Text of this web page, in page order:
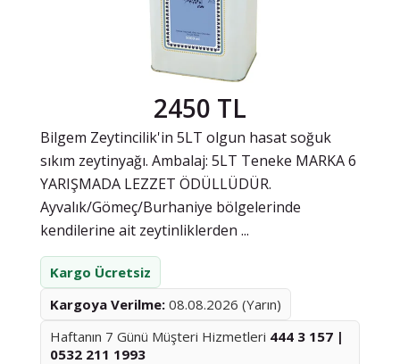
2450 TL
Bilgem Zeytincilik'in 5LT olgun hasat soğuk
sıkım zeytinyağı. Ambalaj: 5LT Teneke MARKA 6
YARIŞMADA LEZZET ÖDÜLLÜDÜR.
Ayvalık/Gömeç/Burhaniye bölgelerinde
kendilerine ait zeytinliklerden ...
Kargo Ücretsiz
Kargoya Verilme: 08.08.2026 (Yarın)
Haftanın 7 Günü Müşteri Hizmetleri 444 3 157 |
0532 211 1993